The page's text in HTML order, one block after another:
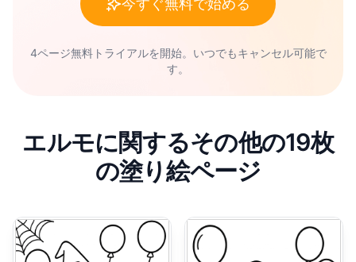
今すぐ無料で始める
4ページ無料トライアルを開始。いつでもキャンセル可能で
す。
エルモに関するその他の19枚
の塗り絵ページ